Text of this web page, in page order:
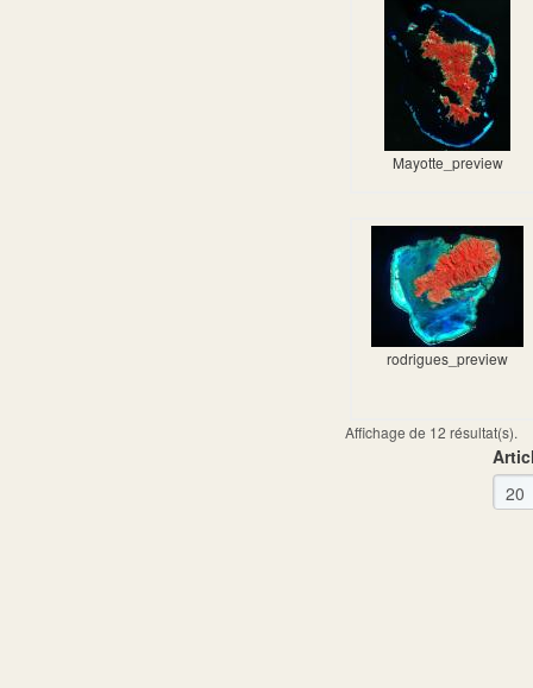
Mayotte_preview
rodrigues_preview
Affichage de 12 résultat(s).